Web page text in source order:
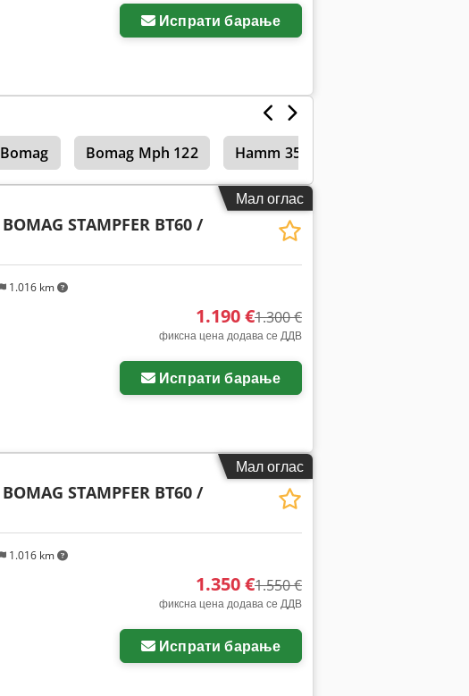
Испрати барање
Bomag Bomag Mph 122 Hamm 3520
Мал оглас
1.016 km
BOMAG STAMPFER BT60 /
1.190 €1.300 €
фиксна цена додава се ДДВ
Испрати барање
Мал оглас
1.016 km
BOMAG STAMPFER BT60 /
1.350 €1.550 €
фиксна цена додава се ДДВ
Испрати барање